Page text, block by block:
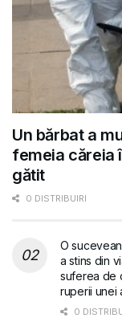
Un bărbat a
femeia căreia
gătit
0 DISTRIBUIRI
O
a stins din
suferea de
ruperii unei
0